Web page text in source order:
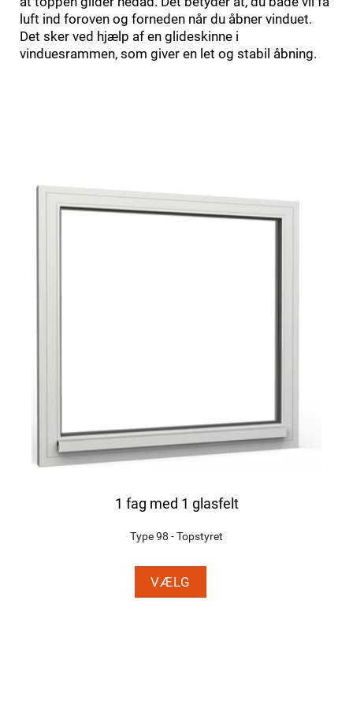
luft ind foroven og forneden når du åbner vinduet.
Det sker ved hjælp af en glideskinne i
vinduesrammen, som giver en let og stabil åbning.
1 fag med 1 glasfelt
Type 98 - Topstyret
VÆLG